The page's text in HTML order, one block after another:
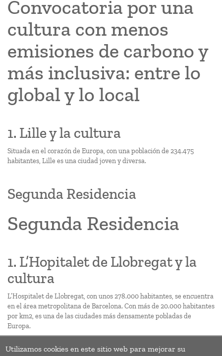
Convocatoria por una
cultura con menos
emisiones de carbono y
más inclusiva: entre lo
global y lo local
1. Lille y la cultura
Situada en el corazón de Europa, con una población de 234.475
habitantes, Lille es una ciudad joven y diversa.
Segunda Residencia
Segunda Residencia
1. L’Hopitalet de Llobregat y la
cultura
L’Hospitalet de Llobregat, con unos 278.000 habitantes, se encuentra
en el área metropolitana de Barcelona. Con más de 20.000 habitantes
por km2, es una de las ciudades más densamente pobladas de
Europa.
Utilizamos cookies en este sitio web para mejorar su